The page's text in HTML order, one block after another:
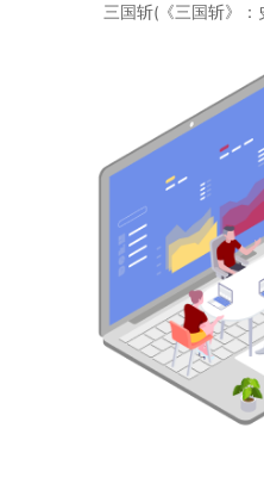
三国斩(《三国斩》